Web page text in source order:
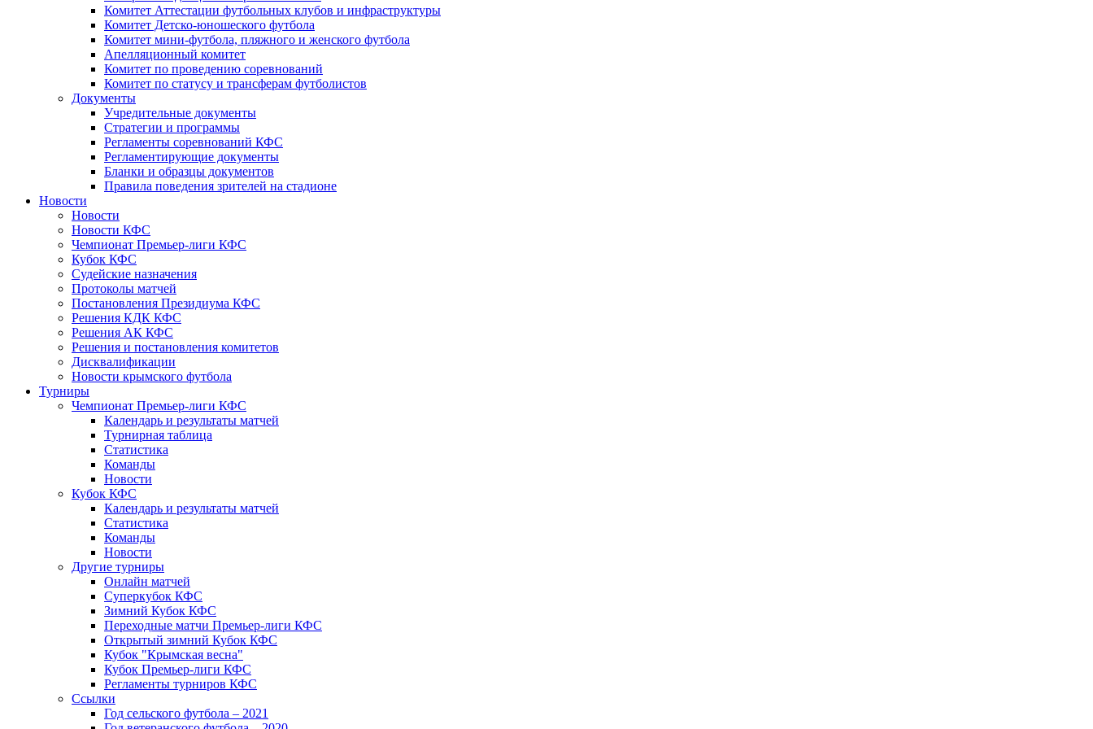
Комитет Аттестации футбольных клубов и инфраструктуры
Комитет Детско-юношеского футбола
Комитет мини-футбола, пляжного и женского футбола
Апелляционный комитет
Комитет по проведению соревнований
Комитет по статусу и трансферам футболистов
Документы
Учредительные документы
Стратегии и программы
Регламенты соревнований КФС
Регламентирующие документы
Бланки и образцы документов
Правила поведения зрителей на стадионе
Новости
Новости
Новости КФС
Чемпионат Премьер-лиги КФС
Кубок КФС
Судейские назначения
Протоколы матчей
Постановления Президиума КФС
Решения КДК КФС
Решения АК КФС
Решения и постановления комитетов
Дисквалификации
Новости крымского футбола
Турниры
Чемпионат Премьер-лиги КФС
Календарь и результаты матчей
Турнирная таблица
Статистика
Команды
Новости
Кубок КФС
Календарь и результаты матчей
Статистика
Команды
Новости
Другие турниры
Онлайн матчей
Суперкубок КФС
Зимний Кубок КФС
Переходные матчи Премьер-лиги КФС
Открытый зимний Кубок КФС
Кубок "Крымская весна"
Кубок Премьер-лиги КФС
Регламенты турниров КФС
Ссылки
Год сельского футбола – 2021